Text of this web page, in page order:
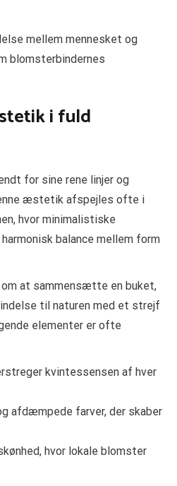
mellem mennesket og
blomsterbindernes
i fuld
for sine rene linjer og
æstetik afspejles ofte i
hvor minimalistiske
balance mellem form
at sammensætte en buket,
til naturen med et strejf
elementer er ofte
kvintessensen af hver
afdæmpede farver, der skaber
hvor lokale blomster